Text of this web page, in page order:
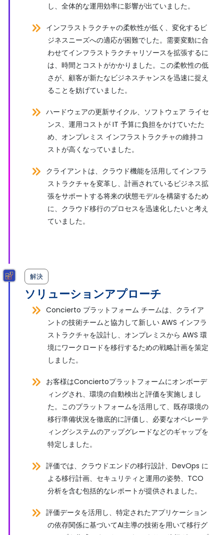
し、全体的な運用効率に影響が出ていました。
インフラストラクチャの柔軟性が低く、変化するビ
ジネスニーズへの適応が困難でした。需要変動に合
わせてインフラストラクチャリソースを拡張するに
は、時間とコストがかかりました。この柔軟性の低
さが、顧客が新たなビジネスチャンスを迅速に捉え
ることを妨げていました。
ハードウェアの更新サイクル、ソフトウェア ライセ
ンス、運用コストが IT 予算に負担をかけていたた
め、オンプレミス インフラストラクチャの維持コ
ストが高くなっていました。
クライアントは、クラウド機能を活用してインフラ
ストラクチャを変革し、計画されているビジネス拡
張をサポートする将来の状態モデルを構築するため
に、クラウド移行のプロセスを迅速化したいと考え
ていました。
解決
ソリューションアプローチ
Concierto プラットフォーム チームは、クライア
ントの技術チームと協力して新しい AWS インフラ
ストラクチャを設計し、オンプレミスから AWS 環
境にワークロードを移行するための戦略計画を策定
しました。
お客様はConciertoプラットフォームにオンボーデ
ィングされ、環境の自動検出と評価を実施しまし
た。このプラットフォームを活用して、既存環境の
移行準備状況を徹底的に評価し、必要なオペレーテ
ィングシステムのアップグレードなどのギャップを
特定しました。
評価では、クラウドエンドの移行設計、DevOps に
よる移行計画、セキュリティと運用の姿勢、TCO
分析を含む包括的なレポートが提供されました。
評価データを活用し、特定されたアプリケーション
の依存関係に基づいてAI主導の技術を用いて移行グ